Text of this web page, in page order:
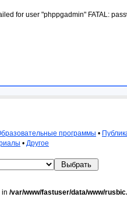
for user "phppgadmin" FATAL:
программы •
• Другое
in /var/www/fastuser/data/www/